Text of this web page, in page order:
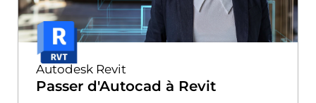
Autodesk Revit
Passer d'Autocad à Revit